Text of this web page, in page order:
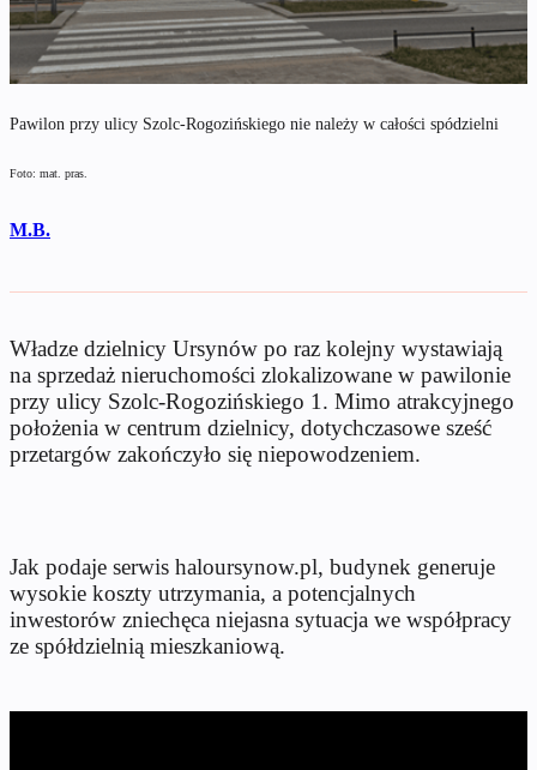
Pawilon przy ulicy Szolc-Rogozińskiego nie należy w całości spódzielni
Foto: mat. pras.
M.B.
Władze dzielnicy Ursynów po raz kolejny wystawiają
na sprzedaż nieruchomości zlokalizowane w pawilonie
przy ulicy Szolc-Rogozińskiego 1. Mimo atrakcyjnego
położenia w centrum dzielnicy, dotychczasowe sześć
przetargów zakończyło się niepowodzeniem.
Jak podaje serwis haloursynow.pl, budynek generuje
wysokie koszty utrzymania, a potencjalnych
inwestorów zniechęca niejasna sytuacja we współpracy
ze spółdzielnią mieszkaniową.